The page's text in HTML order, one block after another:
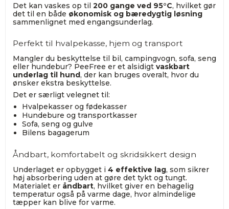
Det kan vaskes op til 200 gange ved 95°C, hvilket gør
det til en både økonomisk og bæredygtig løsning
sammenlignet med engangsunderlag.
Perfekt til hvalpekasse, hjem og transport
Mangler du beskyttelse til bil, campingvogn, sofa, seng
eller hundebur? PeeFree er et alsidigt vaskbart
underlag til hund, der kan bruges overalt, hvor du
ønsker ekstra beskyttelse.
Det er særligt velegnet til:
Hvalpekasser og fødekasser
Hundebure og transportkasser
Sofa, seng og gulve
Bilens bagagerum
Åndbart, komfortabelt og skridsikkert design
Underlaget er opbygget i 4 effektive lag, som sikrer
høj absorbering uden at gøre det tykt og tungt.
Materialet er åndbart, hvilket giver en behagelig
temperatur også på varme dage, hvor almindelige
tæpper kan blive for varme.